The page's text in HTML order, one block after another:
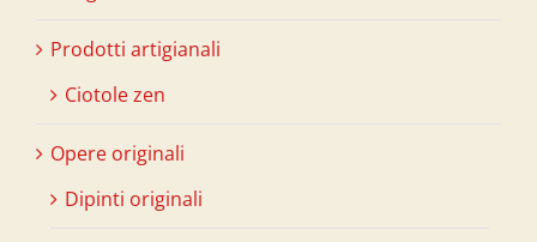
Prodotti artigianali
Ciotole zen
Opere originali
Dipinti originali